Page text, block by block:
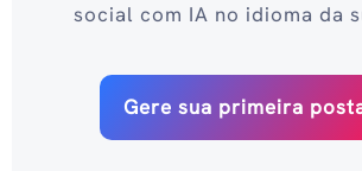
social com IA no idioma da
Gere sua primeira